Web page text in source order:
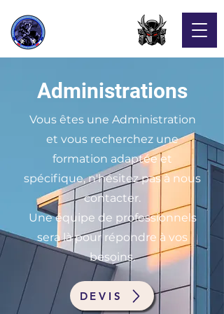
Administrations
Vous êtes une Administration
et vous recherchez une
formation adaptée et
spécifique, n'hésitez pas à nous
contacter.
Une équipe de professionnels
sera là pour répondre à vos
besoins.
DEVIS